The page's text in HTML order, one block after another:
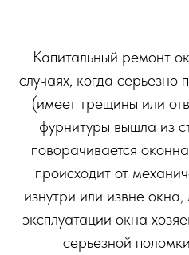
Капитальный ремонт
случаях, когда серьезно
(имеет трещины или
фурнитуры вышла из
поворачивается
происходит от
изнутри или извне
эксплуатации окна
серьезной